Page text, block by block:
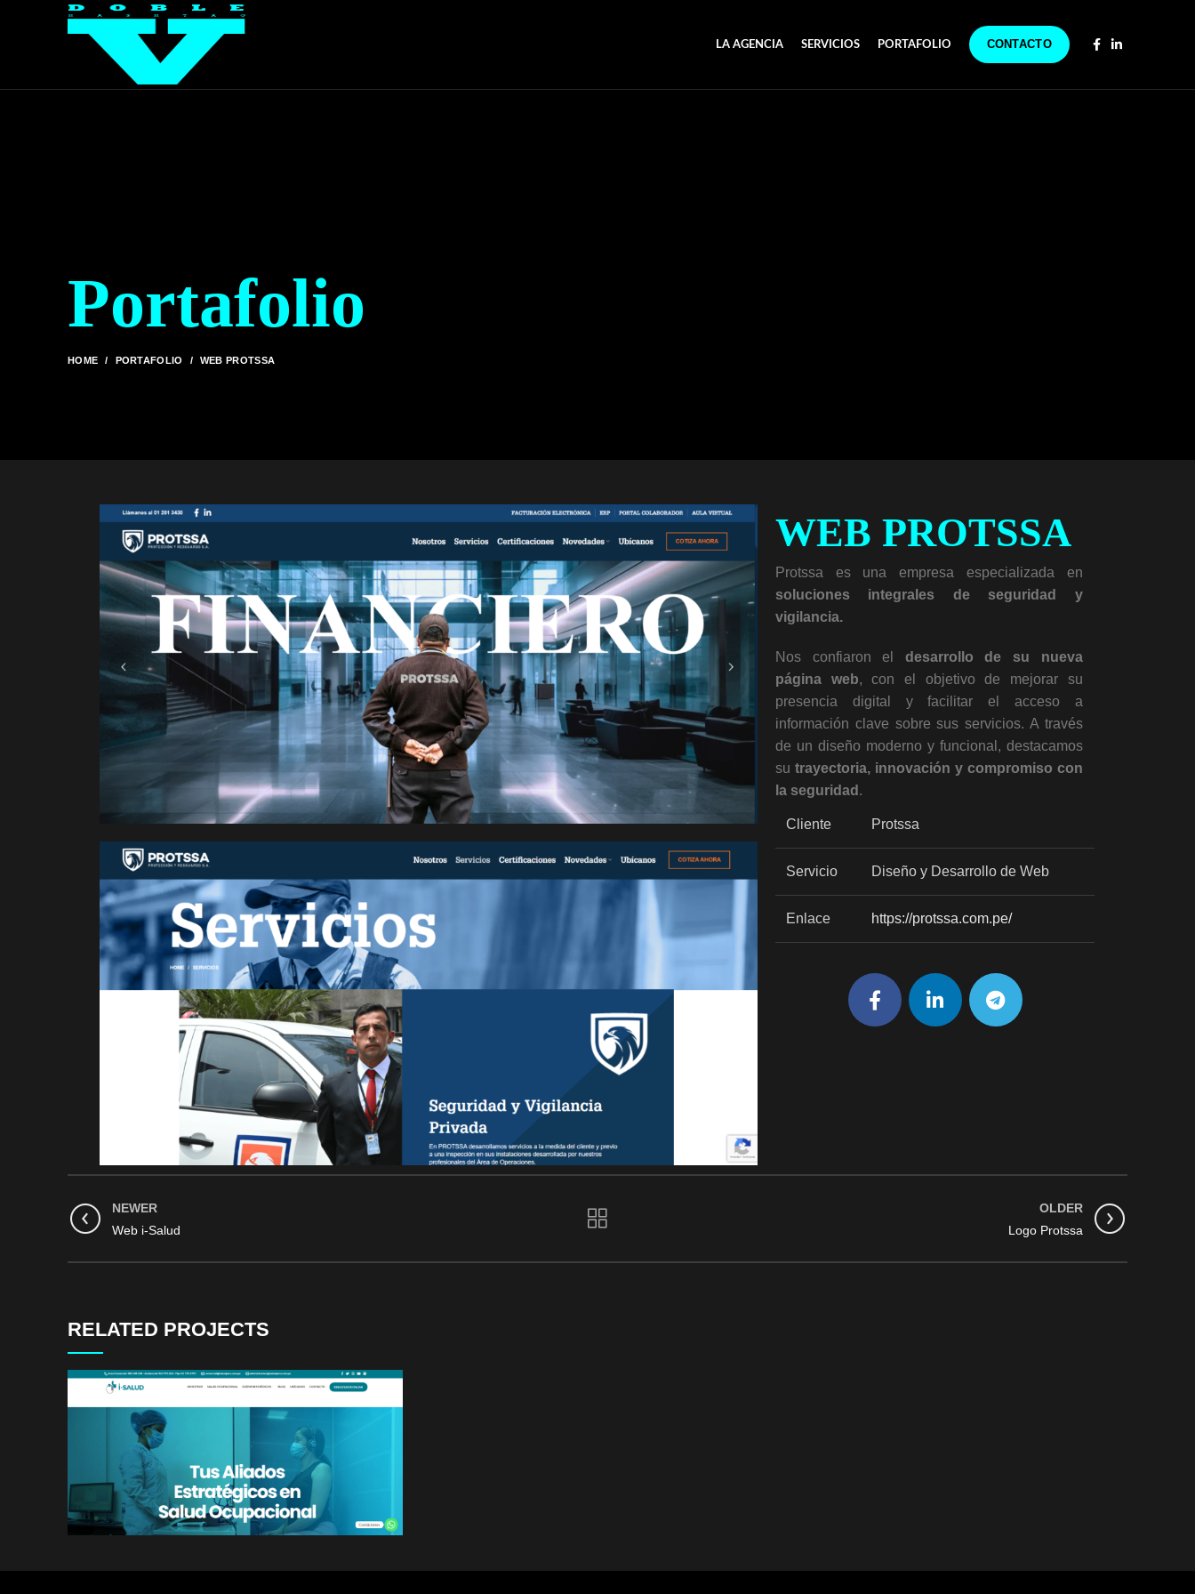
LA AGENCIA SERVICIOS PORTAFOLIO CONTACTO
Portafolio
HOME PORTAFOLIO WEB PROTSSA
WEB PROTSSA
Protssa es una empresa especializada en
soluciones integrales de seguridad y
vigilancia.
Nos confiaron el desarrollo de su nueva
página web, con el objetivo de mejorar su
presencia digital y facilitar el acceso a
información clave sobre sus servicios. A través
de un diseño moderno y funcional, destacamos
su trayectoria, innovación y compromiso con
la seguridad .
Cliente Protssa
Servicio Diseño y Desarrollo de Web
Enlace https://protssa.com.pe/
NEWER
Web i-Salud
OLDER
Logo Protssa
RELATED PROJECTS